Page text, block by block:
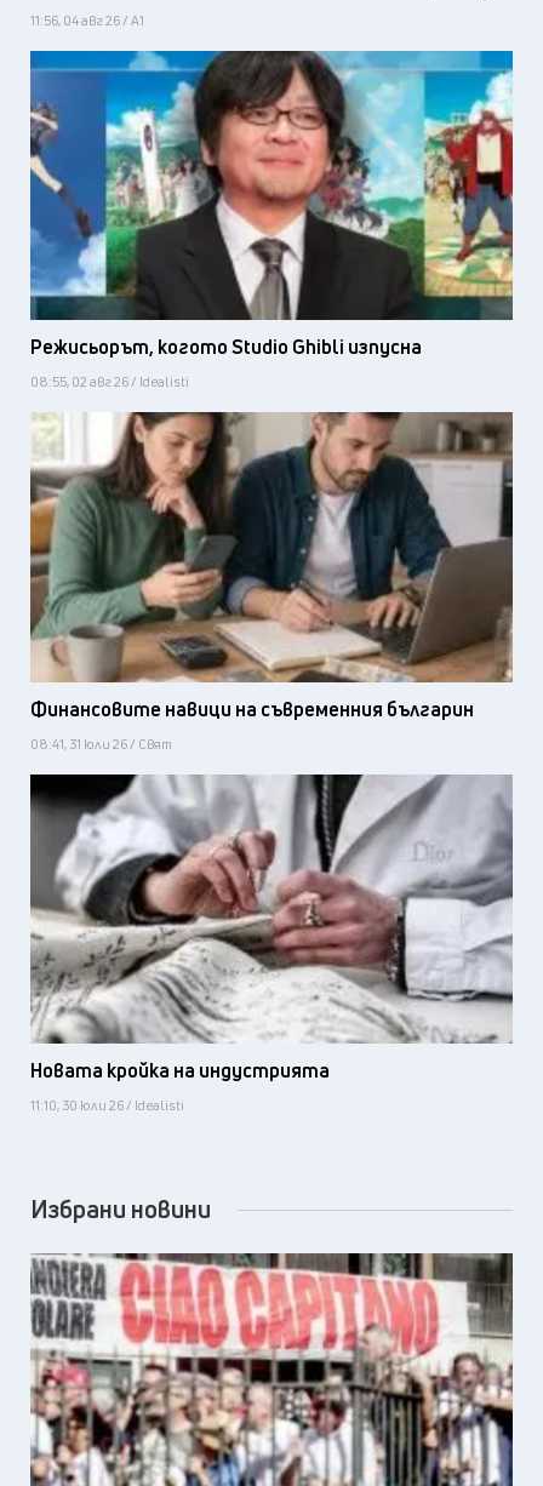
11:56, 04 авг 26 / А1
Режисьорът, когото Studio Ghibli изпусна
08:55, 02 авг 26 / Idealisti
Финансовите навици на съвременния българин
08:41, 31 юли 26 / Свят
Новата кройка на индустрията
11:10, 30 юли 26 / Idealisti
Избрани новини